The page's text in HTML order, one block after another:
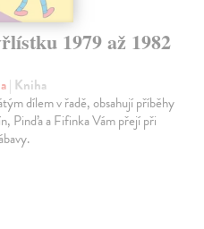
1979 až 1982
| Kniha
dílem v řadě, obsahují příběhy
Pinďa a Fifinka Vám přejí při